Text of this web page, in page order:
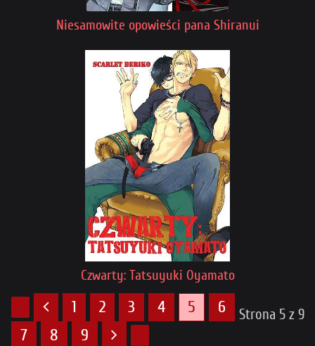
Niesamowite opowieści pana Shiranui
Czwarty: Tatsuyuki Oyamato
Strona 5 z 9
1 2 3 4 5
6
7
8 9